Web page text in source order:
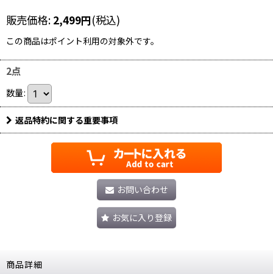
販売価格: 2,499円(税込)
この商品はポイント利用の対象外です。
2点
数量:
返品特約に関する重要事項
お問い合わせ
お気に入り登録
商品詳細